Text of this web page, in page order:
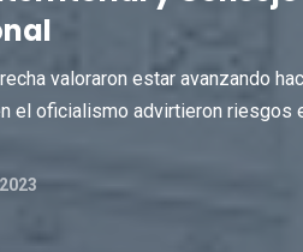
valoraron estar avanzando
el oficialismo advirtieron riesgos